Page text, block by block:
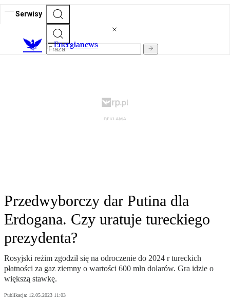
Serwisy
Energianews
Przedwyborczy dar Putina dla
Erdogana. Czy uratuje tureckiego
prezydenta?
Rosyjski reżim zgodził się na odroczenie do 2024 r tureckich
płatności za gaz ziemny o wartości 600 mln dolarów. Gra idzie o
większą stawkę.
Publikacja: 12.05.2023 11:03